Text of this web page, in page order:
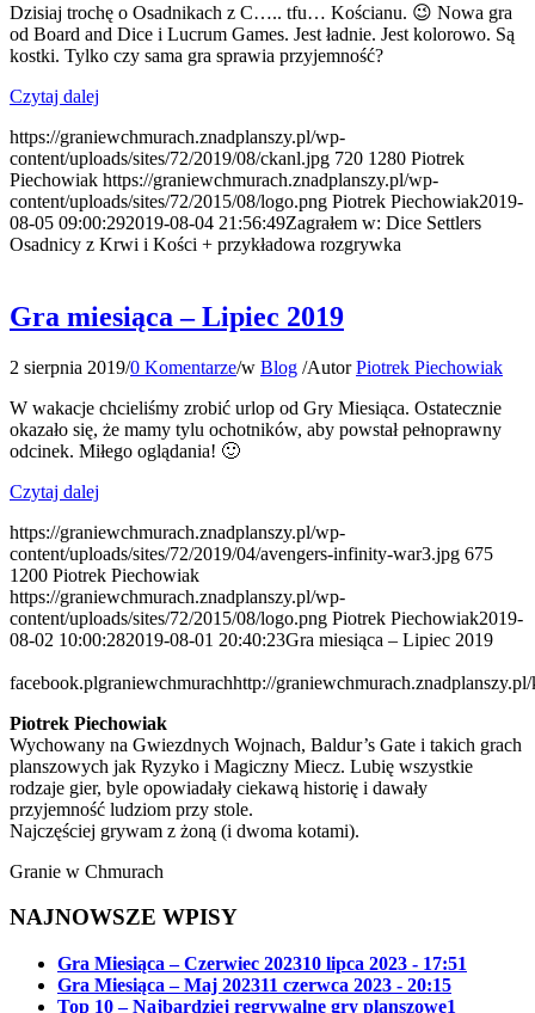
Dzisiaj trochę o Osadnikach z C….. tfu… Kościanu. 😉 Nowa gra
od Board and Dice i Lucrum Games. Jest ładnie. Jest kolorowo. Są
kostki. Tylko czy sama gra sprawia przyjemność?
Czytaj dalej
https://graniewchmurach.znadplanszy.pl/wp-
content/uploads/sites/72/2019/08/ckanl.jpg 720 1280 Piotrek
Piechowiak https://graniewchmurach.znadplanszy.pl/wp-
content/uploads/sites/72/2015/08/logo.png Piotrek Piechowiak2019-
08-05 09:00:292019-08-04 21:56:49Zagrałem w: Dice Settlers
Osadnicy z Krwi i Kości + przykładowa rozgrywka
Gra miesiąca – Lipiec 2019
2 sierpnia 2019/0 Komentarze/w Blog /AutorPiotrek Piechowiak
W wakacje chcieliśmy zrobić urlop od Gry Miesiąca. Ostatecznie
okazało się, że mamy tylu ochotników, aby powstał pełnoprawny
odcinek. Miłego oglądania! 🙂
Czytaj dalej
https://graniewchmurach.znadplanszy.pl/wp-
content/uploads/sites/72/2019/04/avengers-infinity-war3.jpg 675
1200 Piotrek Piechowiak
https://graniewchmurach.znadplanszy.pl/wp-
content/uploads/sites/72/2015/08/logo.png Piotrek Piechowiak2019-
08-02 10:00:282019-08-01 20:40:23Gra miesiąca – Lipiec 2019
facebook.plgraniewchmurachhttp://
Piotrek Piechowiak
Wychowany na Gwiezdnych Wojnach, Baldur’s Gate i takich grach
planszowych jak Ryzyko i Magiczny Miecz. Lubię wszystkie
rodzaje gier, byle opowiadały ciekawą historię i dawały
przyjemność ludziom przy stole.
Najczęściej grywam z żoną (i dwoma kotami).
Granie w Chmurach
NAJNOWSZE WPISY
Gra Miesiąca – Czerwiec 202310 lipca 2023 - 17:51
Gra Miesiąca – Maj 202311 czerwca 2023 - 20:15
Top 10 – Najbardziej regrywalne gry planszowe1